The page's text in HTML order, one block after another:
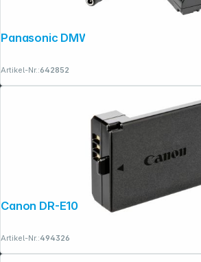
Panasonic DMW-DCC12GU
Artikel-Nr.:642852
Canon DR-E10
Artikel-Nr.:494326